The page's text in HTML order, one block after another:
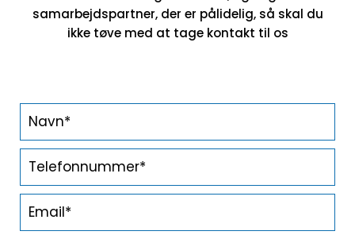
samarbejdspartner,der er pålidelig, så skal du
ikke tøve med at tage kontakt til os